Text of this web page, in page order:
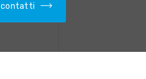
contatti